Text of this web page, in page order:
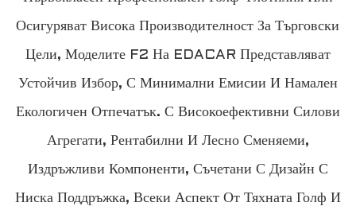
Осигуряват Висока Производителност За Търговски
Цели, Моделите F2 На EDACAR Представляват
Устойчив Избор, С Минимални Емисии И Намален
Екологичен Отпечатък. С Високоефективни Силови
Агрегати, Рентабилни И Лесно Сменяеми,
Издръжливи Компоненти, Съчетани С Дизайн С
Ниска Поддръжка, Всеки Аспект От Тяхната Голф И